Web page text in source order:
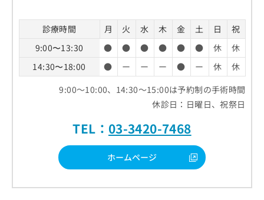
診療時間 月 火 水 木 金 土 日
祝
9:00〜13:30
● ● ● ● ● ● 休
休
14:30〜18:00
● ー ー ー ● ー 休
休
9:00～10:00、14:30～15:00は予約制の手術時間
休診日：日曜日、祝祭日
TEL： 03-3420-7468
ホームページ